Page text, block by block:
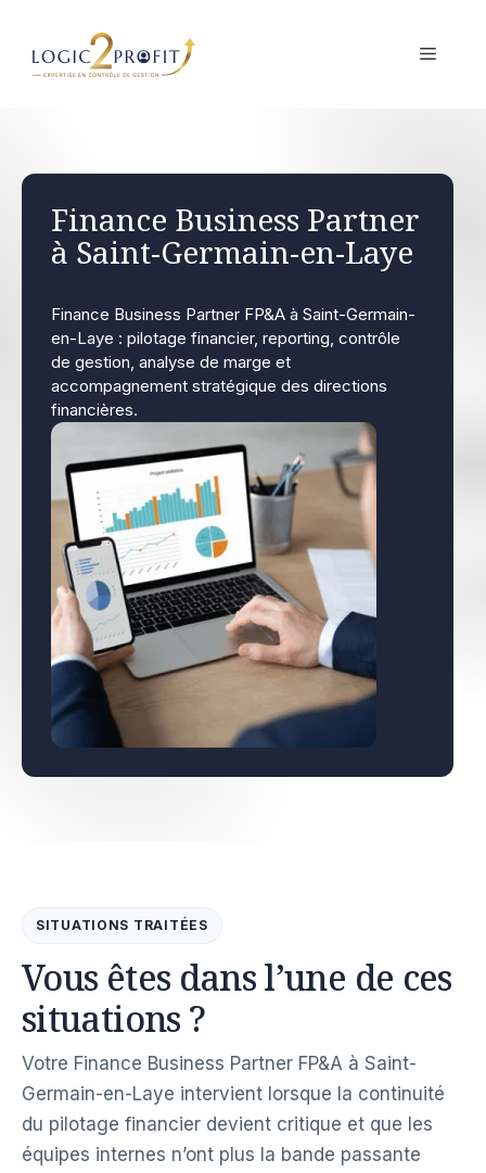
contenu
MENU
Finance Business Partner
à Saint-Germain-en-Laye
Finance Business Partner FP&A à Saint-Germain-
en-Laye : pilotage financier, reporting, contrôle
de gestion, analyse de marge et
accompagnement stratégique des directions
financières.
SITUATIONS TRAITÉES
Vous êtes dans l’une de ces
situations ?
Votre Finance Business Partner FP&A à Saint-
Germain-en-Laye intervient lorsque la continuité
du pilotage financier devient critique et que les
équipes internes n’ont plus la bande passante